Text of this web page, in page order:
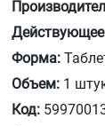
Форма:
Объем: 1
Код: